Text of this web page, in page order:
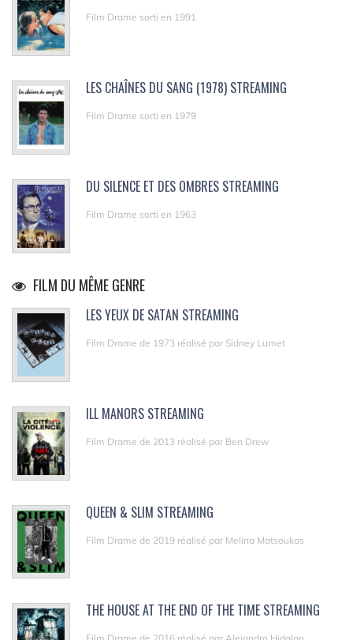
Film Drame sorti en 1991
LES CHAÎNES DU SANG (1978) STREAMING
Film Drame sorti en 1979
DU SILENCE ET DES OMBRES STREAMING
Film Drame sorti en 1963
FILM DU MÊME GENRE
LES YEUX DE SATAN STREAMING
Film Drame de 1973 réalisé par Sidney Lumet
ILL MANORS STREAMING
Film Drame de 2013 réalisé par Ben Drew
QUEEN & SLIM STREAMING
Film Drame de 2019 réalisé par Melina Matsoukas
THE HOUSE AT THE END OF THE TIME STREAMING